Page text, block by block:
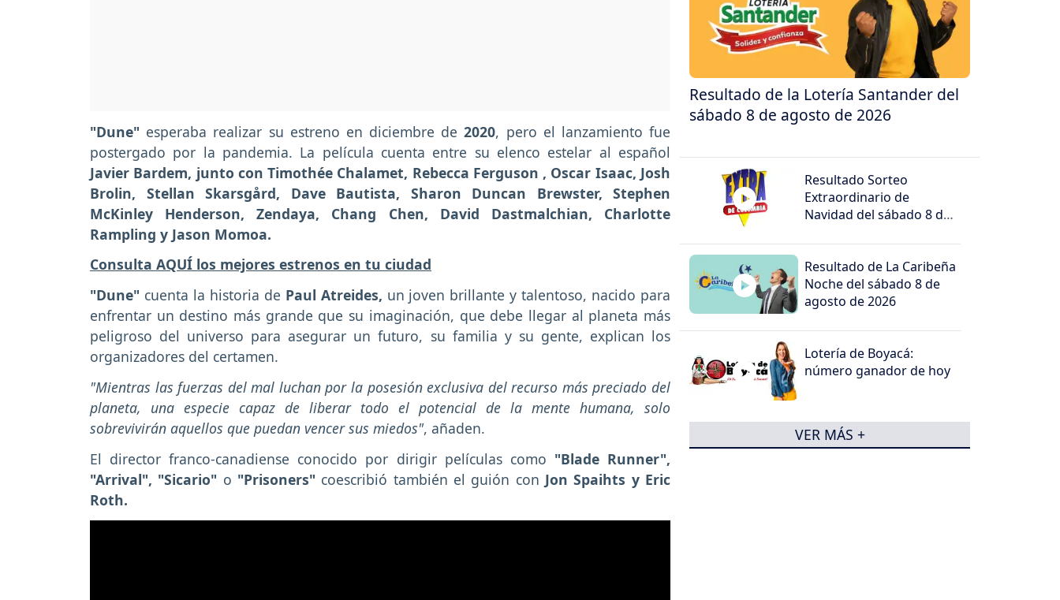
"Dune" esperaba realizar su estreno en diciembre de2020, pero el lanzamiento fue
postergado por la pandemia. La película cuenta entre su elenco estelar al español
Javier Bardem, junto con Timothée Chalamet, Rebecca Ferguson , Oscar Isaac, Josh
Brolin, Stellan Skarsgård, Dave Bautista, Sharon Duncan Brewster, Stephen
McKinley Henderson, Zendaya, Chang Chen, David Dastmalchian, Charlotte
Rampling y Jason Momoa.
Consulta AQUÍ los mejores estrenos en tu ciudad
"Dune" cuenta la historia de Paul Atreides, un joven brillante y talentoso, nacido para
enfrentar un destino más grande que su imaginación, que debe llegar al planeta más
peligroso del universo para asegurar un futuro, su familia y su gente, explican los
organizadores del certamen.
"Mientras las fuerzas del mal luchan por la posesión exclusiva del recurso más preciado del
planeta, una especie capaz de liberar todo el potencial de la mente humana, solo
sobrevivirán aquellos que puedan vencer sus miedos", añaden.
El director franco-canadiense conocido por dirigir películas como "Blade Runner",
"Arrival", "Sicario" o "Prisoners" coescribió también el guión con Jon Spaihts y Eric
Roth.
Resultado de la Lotería Santander del
sábado 8 de agosto de 2026
Resultado Sorteo
Extraordinario de
Navidad del sábado 8 de
Resultado de La Caribeña
Noche del sábado 8 de
agosto de 2026
Lotería de Boyacá:
número ganador de hoy
VER MÁS +